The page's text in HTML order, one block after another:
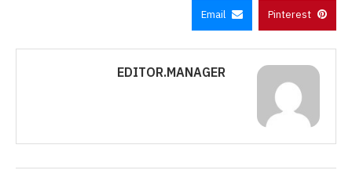
Pinterest
Email
EDITOR.MANAGER